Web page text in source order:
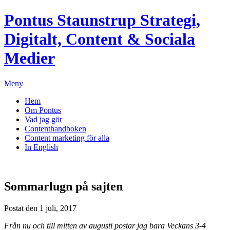
Pontus Staunstrup Strategi,
Digitalt, Content & Sociala
Medier
Meny
Hem
Om Pontus
Vad jag gör
Contenthandboken
Content marketing för alla
In English
Sommarlugn på sajten
Postat den 1 juli, 2017
Från nu och till mitten av augusti postar jag bara Veckans 3-4